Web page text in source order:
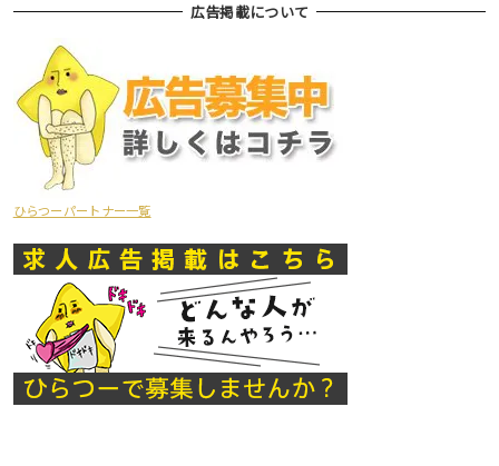
広告掲載について
ひらつーパートナー一覧